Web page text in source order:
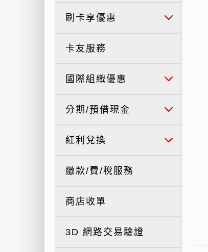
刷卡享優惠
卡友服務
國際組織優惠
分期/預借現金
紅利兌換
繳款/費/稅服務
商店收單
3D 網路交易驗證